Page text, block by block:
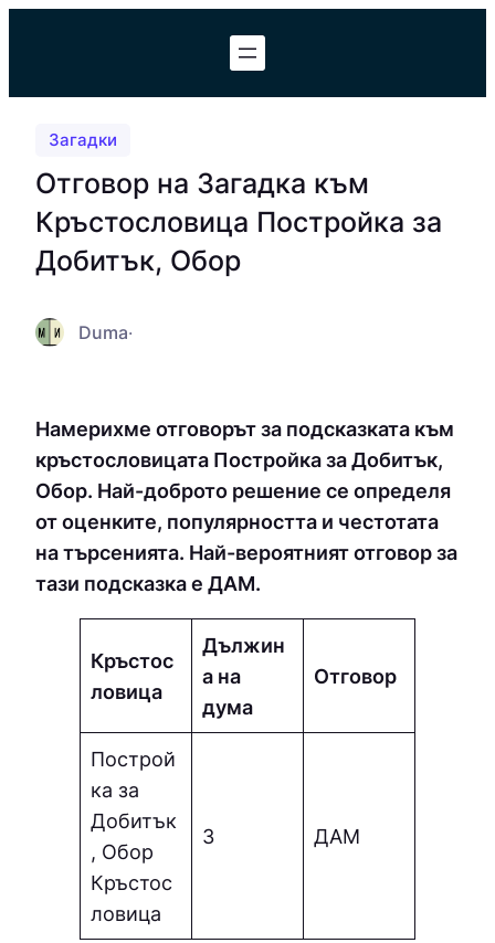
Загадки
Отговор на Загадка към
Кръстословица Постройка за
Добитък, Обор
Duma·
Намерихме отговорът за подсказката към
кръстословицата Постройка за Добитък,
Обор. Най-доброто решение се определя
от оценките, популярността и честотата
на търсенията. Най-вероятният отговор за
тази подсказка е ДАМ.
Кръстос
ловица
Дължин
а на
дума
Отговор
Построй
ка за
Добитък
, Обор
Кръстос
ловица
3 ДАМ